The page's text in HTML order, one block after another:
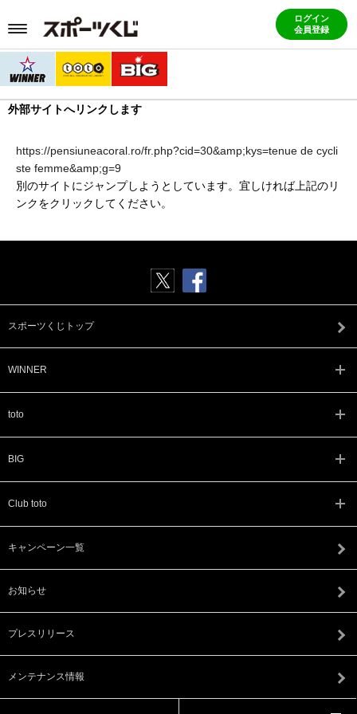
ログイン
会員登録
外部サイトへリンクします
https://pensiuneacoral.ro/fr.php?cid=30&amp;kys=tenue de cycli
ste femme&amp;g=9
別のサイトにジャンプしようとしています。宜しければ上記のリ
ンクをクリックしてください。
スポーツくじトップ
WINNER
toto
BIG
Club toto
キャンペーン一覧
お知らせ
プレスリリース
メンテナンス情報